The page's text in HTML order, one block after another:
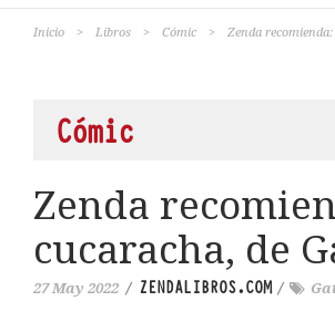
Inicio > Libros > Cómic > Zenda
Cómic
Zenda
cucaracha, de
27 May 2022 / ZENDALIBROS.COM/